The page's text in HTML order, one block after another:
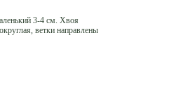
3-4 см. Хвоя
ветки направлены